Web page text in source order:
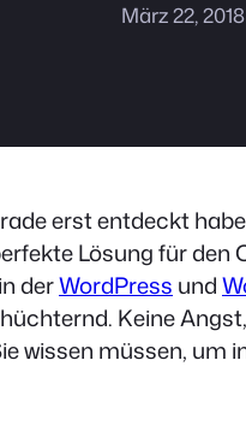
März 22, 2018
erst entdeckt
Lösung für den
derWordPress und
Keine
wissen müssen, um